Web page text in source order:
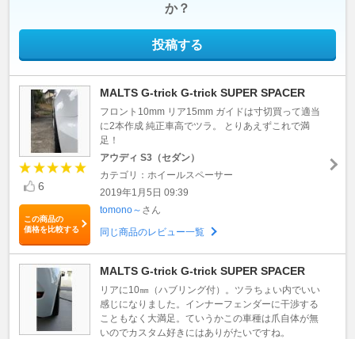
か？
投稿する
6
この商品の
価格を比較する
MALTS G-trick G-trick SUPER SPACER
フロント10mm リア15mm ガイドは寸切買って適当
に2本作成 純正車高でツラ。 とりあえずこれで満
足！
アウディ S3（セダン）
カテゴリ：ホイールスペーサー
2019年1月5日 09:39
tomono～ さん
同じ商品のレビュー一覧
MALTS G-trick G-trick SUPER SPACER
リアに10㎜（ハブリング付）。ツラちょい内でいい
感じになりました。インナーフェンダーに干渉する
こともなく大満足。ていうかこの車種は爪自体が無
いのでカスタム好きにはありがたいですね。